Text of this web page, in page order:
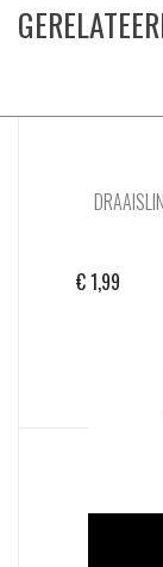
€1,99